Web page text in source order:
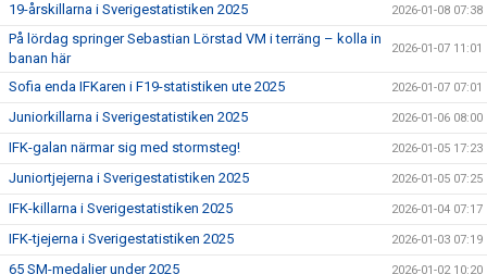
19-årskillarna i Sverigestatistiken 2025 2026-01-08 07:38
På lördag springer Sebastian Lörstad VM i terräng – kolla in
banan här
2026-01-07 11:01
Sofia enda IFKaren i F19-statistiken ute 2025 2026-01-07 07:01
Juniorkillarna i Sverigestatistiken 2025 2026-01-06 08:00
IFK-galan närmar sig med stormsteg! 2026-01-05 17:23
Juniortjejerna i Sverigestatistiken 2025 2026-01-05 07:25
IFK-killarna i Sverigestatistiken 2025 2026-01-04 07:17
IFK-tjejerna i Sverigestatistiken 2025 2026-01-03 07:19
65 SM-medaljer under 2025 2026-01-02 10:20